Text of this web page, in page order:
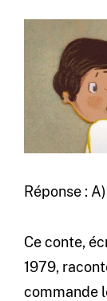
Réponse :
Ce conte,
1979,
commande